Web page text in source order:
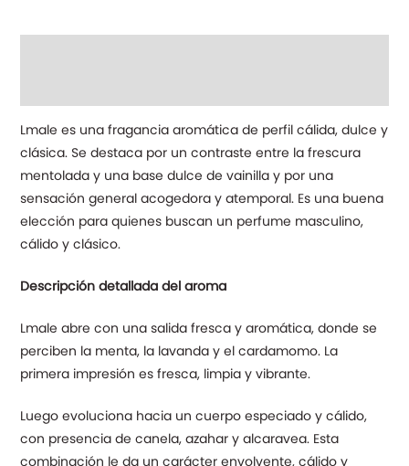
Lmale es una fragancia aromática de perfil cálida, dulce y
clásica. Se destaca por un contraste entre la frescura
mentolada y una base dulce de vainilla y por una
sensación general acogedora y atemporal. Es una buena
elección para quienes buscan un perfume masculino,
cálido y clásico.
Descripción detallada del aroma
Lmale abre con una salida fresca y aromática, donde se
perciben la menta, la lavanda y el cardamomo. La
primera impresión es fresca, limpia y vibrante.
Luego evoluciona hacia un cuerpo especiado y cálido,
con presencia de canela, azahar y alcaravea. Esta
combinación le da un carácter envolvente, cálido y